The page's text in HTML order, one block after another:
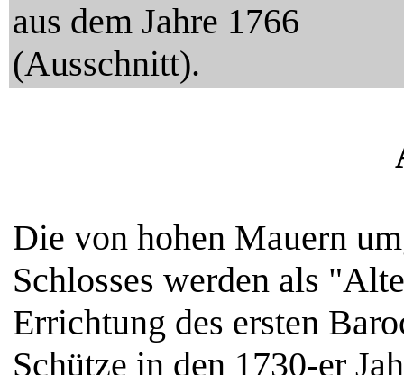
aus dem Jahre 1766
(Ausschnitt).
Die von hohen Mauern
Schlosses werden als
Errichtung des ersten
Schütze in den 1730-er